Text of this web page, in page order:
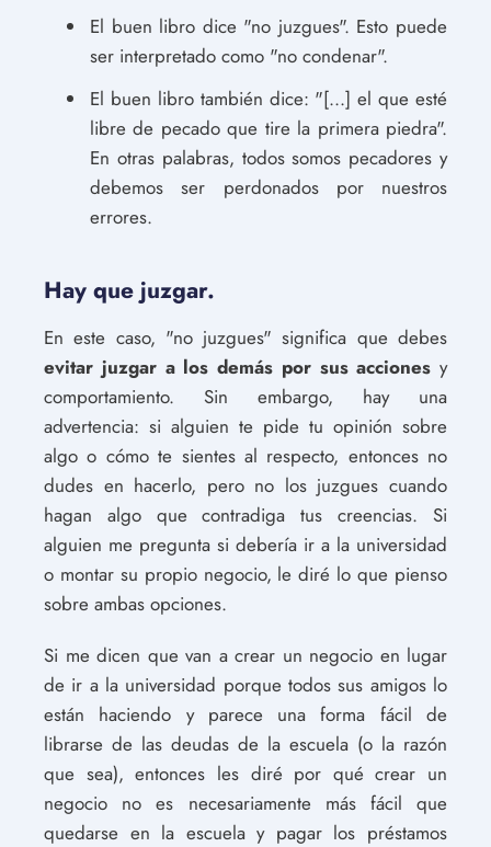
El buen libro dice "no juzgues". Esto puede
ser interpretado como "no condenar".
El buen libro también dice: "[...] el que esté
libre de pecado que tire la primera piedra".
En otras palabras, todos somos pecadores y
debemos ser perdonados por nuestros
errores.
Hay que juzgar.
En este caso, "no juzgues" significa que debes
evitar juzgar a los demás por sus acciones y
comportamiento. Sin embargo, hay una
advertencia: si alguien te pide tu opinión sobre
algo o cómo te sientes al respecto, entonces no
dudes en hacerlo, pero no los juzgues cuando
hagan algo que contradiga tus creencias. Si
alguien me pregunta si debería ir a la universidad
o montar su propio negocio, le diré lo que pienso
sobre ambas opciones.
Si me dicen que van a crear un negocio en lugar
de ir a la universidad porque todos sus amigos lo
están haciendo y parece una forma fácil de
librarse de las deudas de la escuela (o la razón
que sea), entonces les diré por qué crear un
negocio no es necesariamente más fácil que
quedarse en la escuela y pagar los préstamos